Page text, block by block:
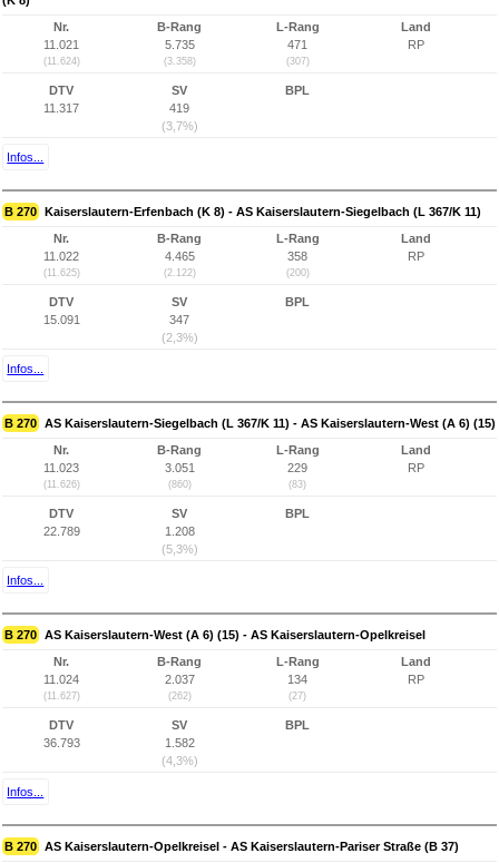
Nr.
11.021
(11.624)
B-Rang
5.735
(3.358)
L-Rang
471
(307)
Land
RP
DTV
11.317
SV
419
(3,7%)
BPL
Infos...
B 270 Kaiserslautern-Erfenbach (K 8) - AS Kaiserslautern-Siegelbach (L 367/K 11)
Nr.
11.022
(11.625)
B-Rang
4.465
(2.122)
L-Rang
358
(200)
Land
RP
DTV
15.091
SV
347
(2,3%)
BPL
Infos...
B 270 AS Kaiserslautern-Siegelbach (L 367/K 11) - AS Kaiserslautern-West (A 6) (15)
Nr.
11.023
(11.626)
B-Rang
3.051
(860)
L-Rang
229
(83)
Land
RP
DTV
22.789
SV
1.208
(5,3%)
BPL
Infos...
B 270 AS Kaiserslautern-West (A 6) (15) - AS Kaiserslautern-Opelkreisel
Nr.
11.024
(11.627)
B-Rang
2.037
(262)
L-Rang
134
(27)
Land
RP
DTV
36.793
SV
1.582
(4,3%)
BPL
Infos...
B 270 AS Kaiserslautern-Opelkreisel - AS Kaiserslautern-Pariser Straße (B 37)